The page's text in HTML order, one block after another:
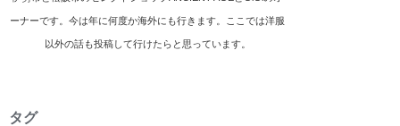
ーナーです。今は年に何度か海外にも行きます。ここでは洋服
以外の話も投稿して行けたらと思っています。
タグ